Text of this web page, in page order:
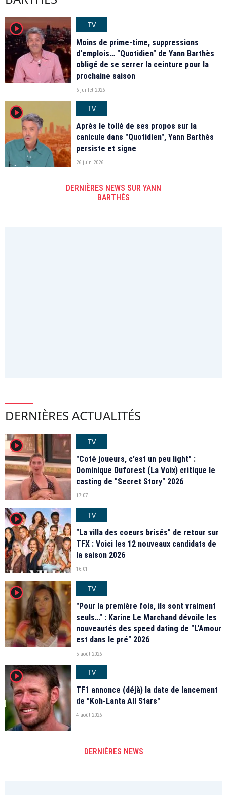
player2
TV
Moins de prime-time, suppressions
d'emplois… "Quotidien" de Yann Barthès
obligé de se serrer la ceinture pour la
prochaine saison
6 juillet 2026
player2
TV
Après le tollé de ses propos sur la
canicule dans "Quotidien", Yann Barthès
persiste et signe
26 juin 2026
DERNIÈRES NEWS SUR YANN
BARTHÈS
DERNIÈRES ACTUALITÉS
player2
TV
"Coté joueurs, c’est un peu light" :
Dominique Duforest (La Voix) critique le
casting de "Secret Story" 2026
17:07
player2
TV
"La villa des coeurs brisés" de retour sur
TFX : Voici les 12 nouveaux candidats de
la saison 2026
16:01
player2
TV
"Pour la première fois, ils sont vraiment
seuls…" : Karine Le Marchand dévoile les
nouveautés des speed dating de "L'Amour
est dans le pré" 2026
5 août 2026
player2
TV
TF1 annonce (déjà) la date de lancement
de "Koh-Lanta All Stars"
4 août 2026
DERNIÈRES NEWS